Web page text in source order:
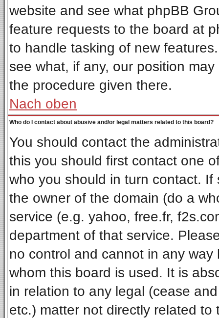
website and see what phpBB
feature requests to the board at
to handle tasking of new
see what, if any, our position
the procedure given there.
Nach oben
Who do I contact about abusive and/or legal matters related to this board?
You should contact the
this you should first contact one
who you should in turn contact.
the owner of the domain (do a
service (e.g. yahoo, free.fr,
department of that service.
no control and cannot in any
whom this board is used. It is
in relation to any legal (cease
etc.) matter not directly related